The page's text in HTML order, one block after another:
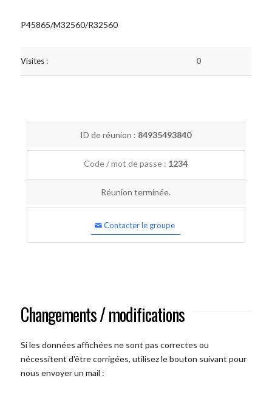
P45865/M32560/R32560
Visites : 0
ID de réunion : 84935493840
Code / mot de passe : 1234
Réunion terminée.
Contacter le groupe
Changements / modifications
Si les données affichées ne sont pas correctes ou
nécessitent d'être corrigées, utilisez le bouton suivant pour
nous envoyer un mail :